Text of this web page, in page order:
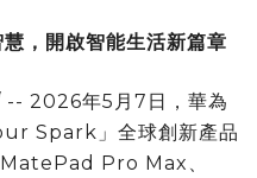
，開啟智能生活新篇章
-- 2026年5月7日，華為
Spark」全球創新產品
Pro Max、